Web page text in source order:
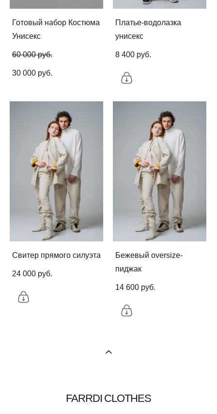
Готовый набор Костюма
Унисекс
60 000 pуб.
30 000 pуб.
Платье-водолазка
унисекс
8 400 pуб.
Свитер прямого силуэта
24 000 pуб.
Бежевый oversize-
пиджак
14 600 pуб.
FARRDI CLOTHES